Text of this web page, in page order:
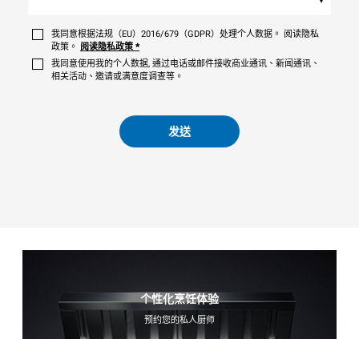
我同意根据法规（EU）2016/679（GDPR）处理个人数据。 阅读隐私
政策。 阅读隐私政策 *
我同意使用我的个人数据, 通过电话或邮件接收商业通讯、新闻通讯、
相关活动、邀请或满意度调查等。
发送
个性化烹饪体验
预约您的私人厨师